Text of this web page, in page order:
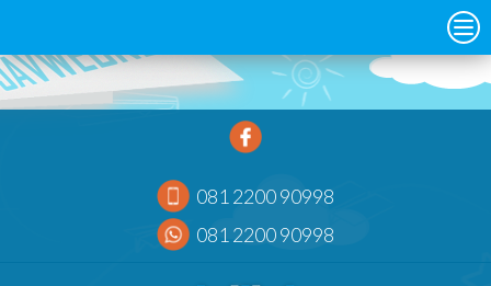
081 2200 90998
081 2200 90998